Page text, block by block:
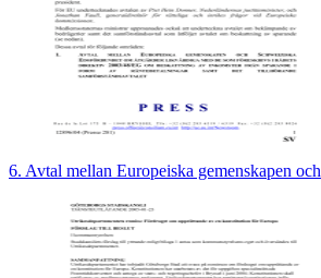
6. Avtal mellan Europeiska gemenskapen och